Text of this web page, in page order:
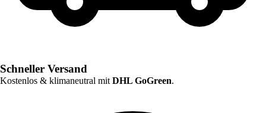
Schneller Versand
Kostenlos & klimaneutral mit DHL GoGreen.